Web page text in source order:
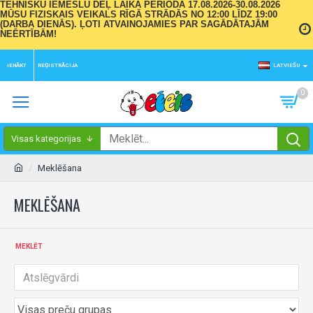
TEHNISKU IEMESLU DĒĻ LAIKA PERIODĀ 17.08.2026-30.08.2026
MŪSU FIZISKAIS VEIKALS RĪGĀ STRĀDĀS NO 12:00 LĪDZ 19:00
(DARBA DIENĀS). ĻOTI ATVAINOJAMIES PAR SAGĀDĀTAJĀM
NEĒRTĪBĀM!
IENĀKT REĢISTRĀCIJA LATVIEŠU
0
Visas kategorijas
Meklēšana
MEKLĒŠANA
MEKLĒT